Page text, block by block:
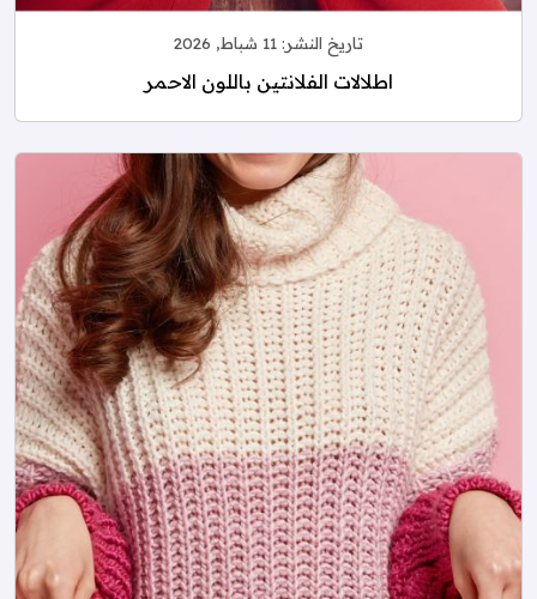
تاريخ النشر: 11 شباط, 2026
اطلالات الفلانتين باللون الاحمر